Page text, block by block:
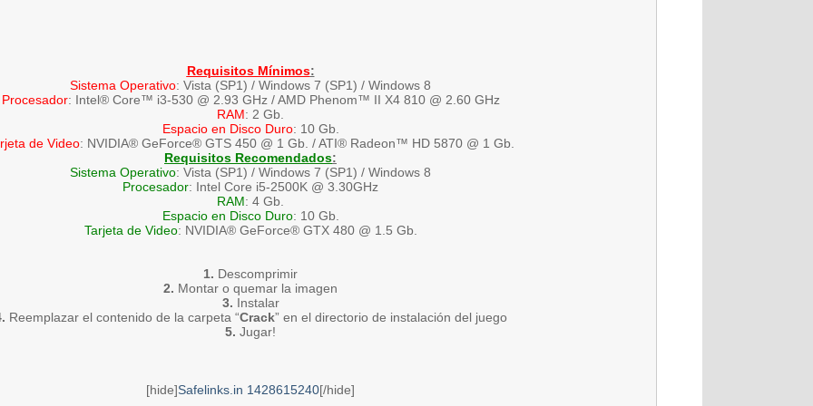
Requisitos Mínimos:
Sistema Operativo: Vista (SP1) / Windows 7 (SP1) / Windows 8
Procesador: Intel® Core™ i3-530 @ 2.93 GHz / AMD Phenom™ II X4 810 @ 2.60 GHz
RAM: 2 Gb.
Espacio en Disco Duro: 10 Gb.
de Video: NVIDIA® GeForce® GTS 450 @ 1 Gb. / ATI® Radeon™ HD 5870 @ 1 Gb.
Requisitos Recomendados:
Sistema Operativo: Vista (SP1) / Windows 7 (SP1) / Windows 8
Procesador: Intel Core i5-2500K @ 3.30GHz
RAM: 4 Gb.
Espacio en Disco Duro: 10 Gb.
Tarjeta de Video: NVIDIA® GeForce® GTX 480 @ 1.5 Gb.
1. Descomprimir
2. Montar o quemar la imagen
3. Instalar
Reemplazar el contenido de la carpeta “Crack” en el directorio de instalación del juego
5. Jugar!
[hide]Safelinks.in 1428615240[/hide]